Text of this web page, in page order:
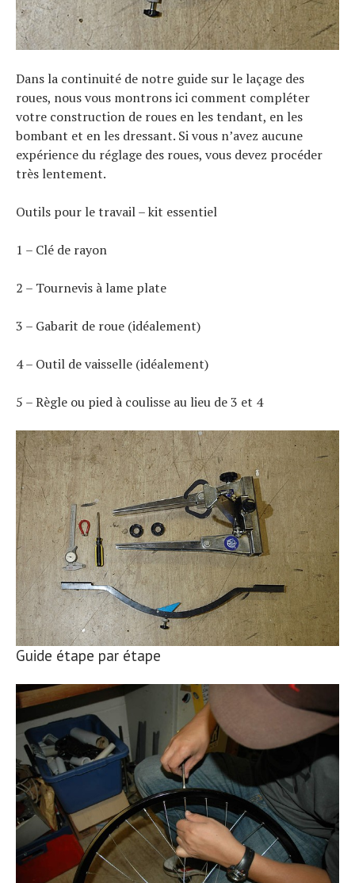
Dans la continuité de notre guide sur le laçage des
roues, nous vous montrons ici comment compléter
votre construction de roues en les tendant, en les
bombant et en les dressant. Si vous n’avez aucune
expérience du réglage des roues, vous devez procéder
très lentement.
Outils pour le travail – kit essentiel
1 – Clé de rayon
2 – Tournevis à lame plate
3 – Gabarit de roue (idéalement)
4 – Outil de vaisselle (idéalement)
5 – Règle ou pied à coulisse au lieu de 3 et 4
Guide étape par étape